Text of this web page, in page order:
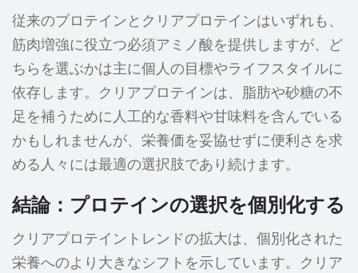
従来のプロテインとクリアプロテインはいずれも、
筋肉増強に役立つ必須アミノ酸を提供しますが、ど
ちらを選ぶかは主に個人の目標やライフスタイルに
依存します。クリアプロテインは、脂肪や砂糖の不
足を補うために人工的な香料や甘味料を含んでいる
かもしれませんが、栄養価を妥協せずに便利さを求
める人々には最適の選択肢であり続けます。
結論：プロテインの選択を個別化する
クリアプロテイントレンドの拡大は、個別化された
栄養へのより大きなシフトを示しています。クリア